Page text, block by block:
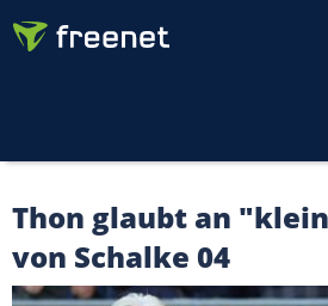
Thon glaubt an
von Schalke 04